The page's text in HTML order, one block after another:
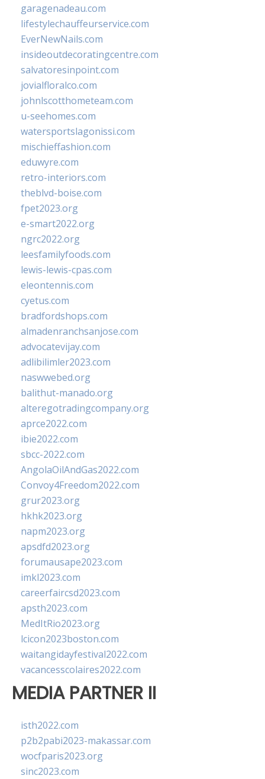
garagenadeau.com
lifestylechauffeurservice.com
EverNewNails.com
insideoutdecoratingcentre.com
salvatoresinpoint.com
jovialfloralco.com
johnlscotthometeam.com
u-seehomes.com
watersportslagonissi.com
mischieffashion.com
eduwyre.com
retro-interiors.com
theblvd-boise.com
fpet2023.org
e-smart2022.org
ngrc2022.org
leesfamilyfoods.com
lewis-lewis-cpas.com
eleontennis.com
cyetus.com
bradfordshops.com
almadenranchsanjose.com
advocatevijay.com
adlibilimler2023.com
naswwebed.org
balithut-manado.org
alteregotradingcompany.org
aprce2022.com
ibie2022.com
sbcc-2022.com
AngolaOilAndGas2022.com
Convoy4Freedom2022.com
grur2023.org
hkhk2023.org
napm2023.org
apsdfd2023.org
forumausape2023.com
imkl2023.com
careerfaircsd2023.com
apsth2023.com
MedItRio2023.org
lcicon2023boston.com
waitangidayfestival2022.com
vacancesscolaires2022.com
MEDIA PARTNER II
isth2022.com
p2b2pabi2023-makassar.com
wocfparis2023.org
sinc2023.com